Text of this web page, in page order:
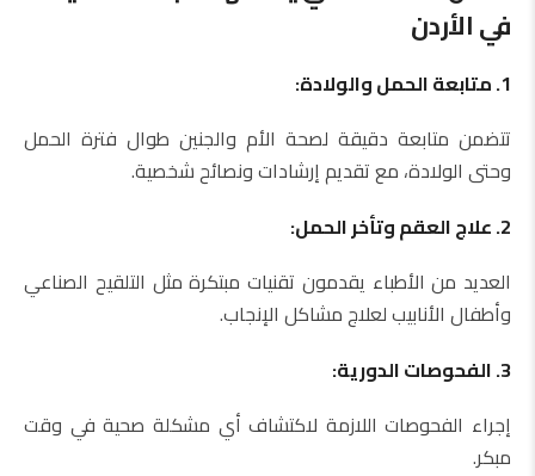
في الأردن
1. متابعة الحمل والولادة:
تتضمن متابعة دقيقة لصحة الأم والجنين طوال فترة الحمل
وحتى الولادة، مع تقديم إرشادات ونصائح شخصية.
2. علاج العقم وتأخر الحمل:
العديد من الأطباء يقدمون تقنيات مبتكرة مثل التلقيح الصناعي
وأطفال الأنابيب لعلاج مشاكل الإنجاب.
3. الفحوصات الدورية:
إجراء الفحوصات اللازمة لاكتشاف أي مشكلة صحية في وقت
مبكر.